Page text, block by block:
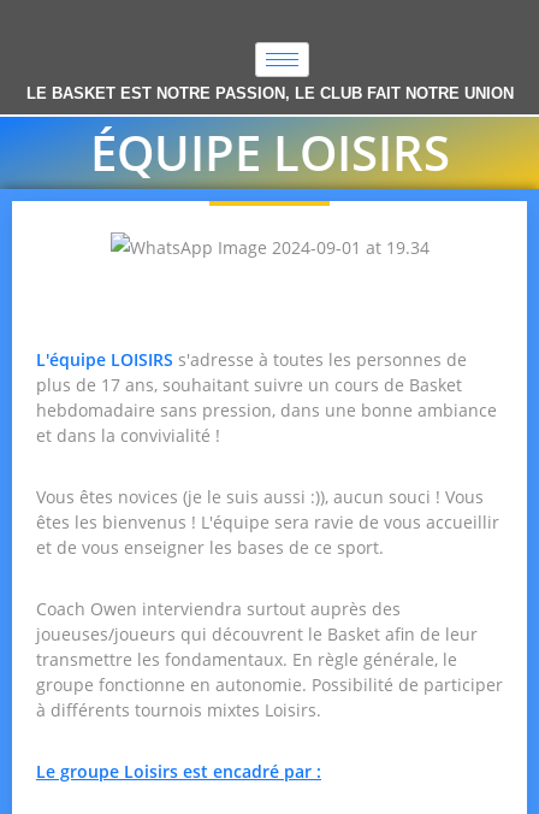
LE BASKET EST NOTRE PASSION, LE CLUB FAIT NOTRE UNION
ÉQUIPE LOISIRS
L'équipe LOISIRS s'adresse à toutes les personnes de
plus de 17 ans, souhaitant suivre un cours de Basket
hebdomadaire sans pression, dans une bonne ambiance
et dans la convivialité !
Vous êtes novices (je le suis aussi :)), aucun souci ! Vous
êtes les bienvenus ! L'équipe sera ravie de vous accueillir
et de vous enseigner les bases de ce sport.
Coach Owen interviendra surtout auprès des
joueuses/joueurs qui découvrent le Basket afin de leur
transmettre les fondamentaux. En règle générale, le
groupe fonctionne en autonomie. Possibilité de participer
à différents tournois mixtes Loisirs.
Le groupe Loisirs est encadré par :